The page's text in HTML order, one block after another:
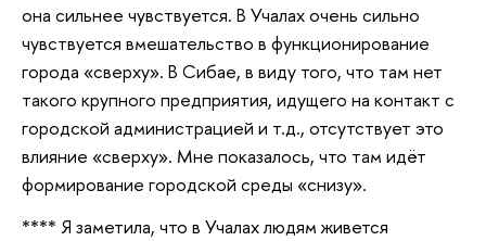
она сильнее чувствуется. В Учалах очень сильно
чувствуется вмешательство в функционирование
города «сверху». В Сибае, в виду того, что там нет
такого крупного предприятия, идущего на контакт с
городской администрацией и т.д., отсутствует это
влияние «сверху». Мне показалось, что там идёт
формирование городской среды «снизу».
**** Я заметила, что в Учалах людям живется